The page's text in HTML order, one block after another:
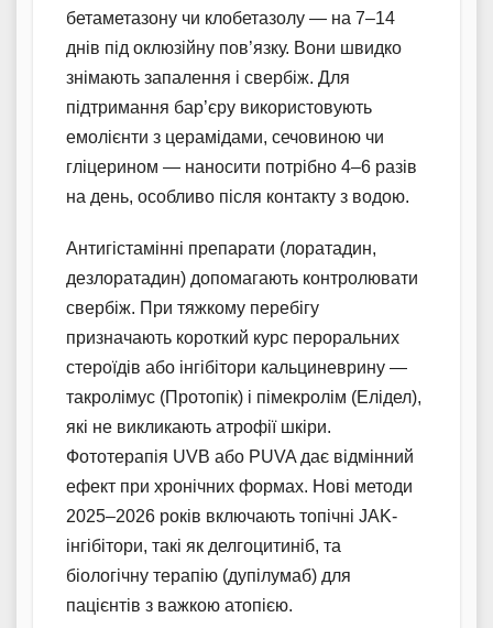
бетаметазону чи клобетазолу — на 7–14
днів під оклюзійну пов’язку. Вони швидко
знімають запалення і свербіж. Для
підтримання бар’єру використовують
емолієнти з церамідами, сечовиною чи
гліцерином — наносити потрібно 4–6 разів
на день, особливо після контакту з водою.
Антигістамінні препарати (лоратадин,
дезлоратадин) допомагають контролювати
свербіж. При тяжкому перебігу
призначають короткий курс пероральних
стероїдів або інгібітори кальциневрину —
такролімус (Протопік) і пімекролім (Елідел),
які не викликають атрофії шкіри.
Фототерапія UVB або PUVA дає відмінний
ефект при хронічних формах. Нові методи
2025–2026 років включають топічні JAK-
інгібітори, такі як делгоцитиніб, та
біологічну терапію (дупілумаб) для
пацієнтів з важкою атопією.